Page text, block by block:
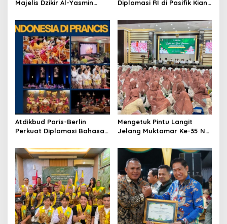
Majelis Dzikir Al-Yasmin
Persatuan Bangsa
Diplomasi RI di Pasifik Kian
Atdikbud Paris-Berlin
Perkuat Diplomasi Bahasa
Mengetuk Pintu Langit
Jelang Muktamar Ke-35 NU,
di Surabaya